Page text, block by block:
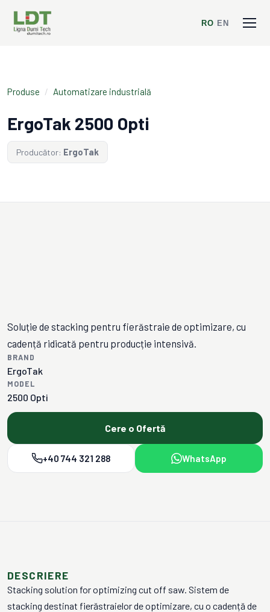
RO EN
Produse / Automatizare industrială
ErgoTak 2500 Opti
Producător: ErgoTak
Soluție de stacking pentru fierăstraie de optimizare, cu
cadență ridicată pentru producție intensivă.
BRAND
ErgoTak
MODEL
2500 Opti
Cere o Ofertă
+40 744 321 288 WhatsApp
DESCRIERE
Stacking solution for optimizing cut off saw. Sistem de
stacking destinat fierăstraielor de optimizare, cu o cadență de